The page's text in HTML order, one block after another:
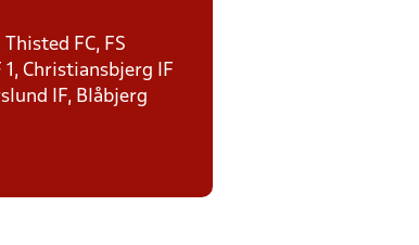
FC, FS
Christiansbjerg IF
IF, Blåbjerg